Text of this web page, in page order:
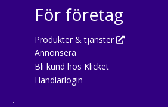
För företag
Produkter & tjänster
Annonsera
Bli kund hos Klicket
Handlarlogin